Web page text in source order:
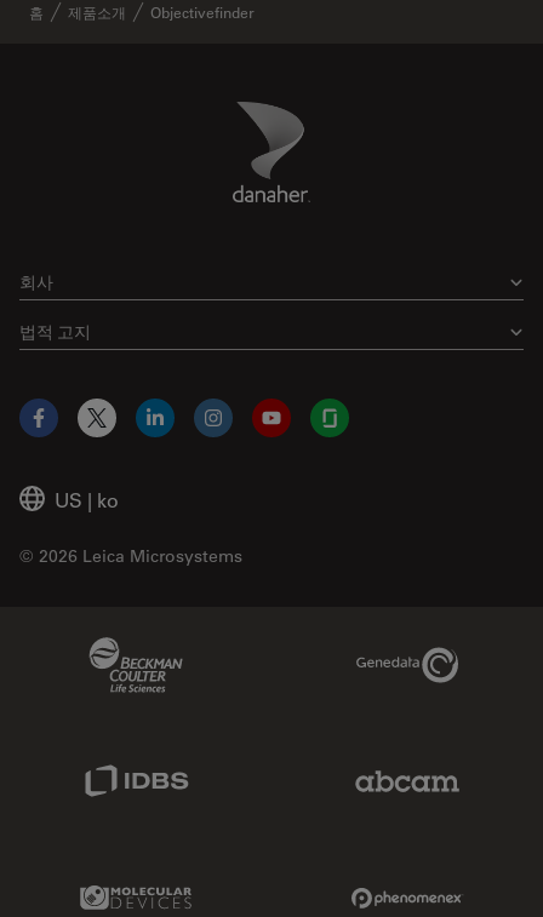
홈 제품소개 Objectivefinder
Danaher Logo
회사
법적 고지
US | ko
© 2026 Leica Microsystems
Facebook
X LinkedInInstagramYouTubeGlassdoor
Genedata Link
Molecular Devices Link